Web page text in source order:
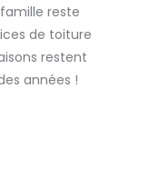
reste
de toiture
restent
années !